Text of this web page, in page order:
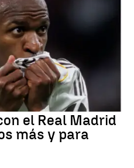
el Real Madrid
más y para